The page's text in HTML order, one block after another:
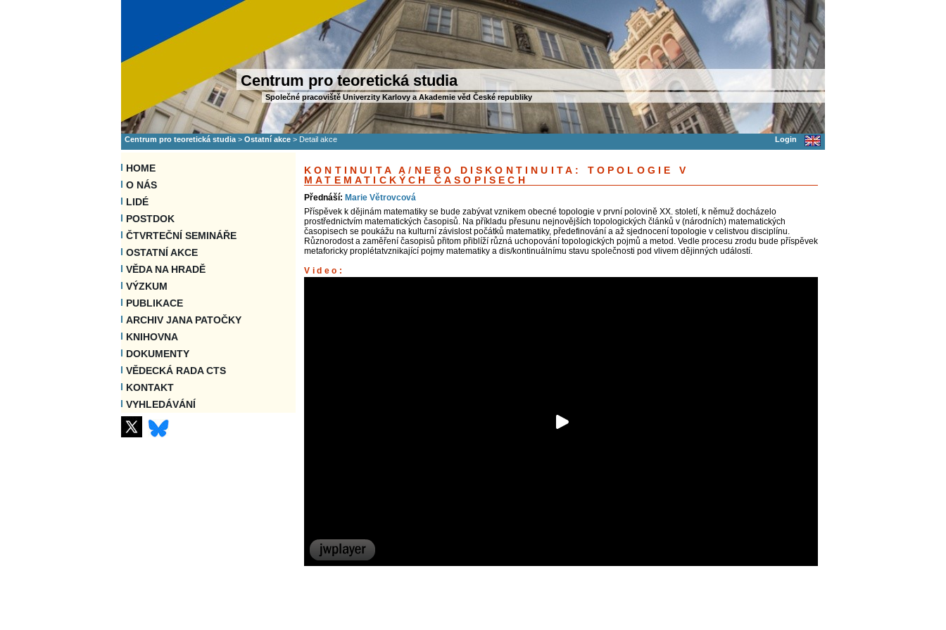
Centrum pro teoretická studia
Společné pracoviště Univerzity Karlovy a Akademie věd České republiky
Centrum pro teoretická studia > Ostatní akce > Detail akce Login
HOME
O NÁS
LIDÉ
POSTDOK
ČTVRTEČNÍ SEMINÁŘE
OSTATNÍ AKCE
VĚDA NA HRADĚ
VÝZKUM
PUBLIKACE
ARCHIV JANA PATOČKY
KNIHOVNA
DOKUMENTY
VĚDECKÁ RADA CTS
KONTAKT
VYHLEDÁVÁNÍ
KONTINUITA A/NEBO DISKONTINUITA: TOPOLOGIE V
MATEMATICKÝCH ČASOPISECH
Přednáší: Marie Větrovcová
Příspěvek k dějinám matematiky se bude zabývat vznikem obecné topologie v první polovině XX. století, k němuž docházelo
prostřednictvím matematických časopisů. Na příkladu přesunu nejnovějších topologických článků v (národních) matematických
časopisech se poukážu na kulturní závislost počátků matematiky, předefinování a až sjednocení topologie v celistvou disciplínu.
Různorodost a zaměření časopisů přitom přiblíží různá uchopování topologických pojmů a metod. Vedle procesu zrodu bude příspěvek
metaforicky proplétatvznikající pojmy matematiky a dis/kontinuálnímu stavu společnosti pod vlivem dějinných událostí.
Video: